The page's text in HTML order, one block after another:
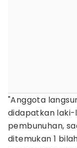
"Anggota
didapatkan laki-
pembunuhan,
ditemukan 1